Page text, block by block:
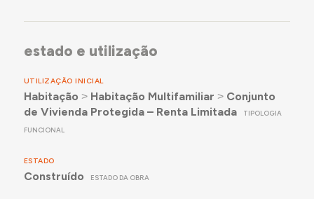
estado e utilização
UTILIZAÇÃO INICIAL
Habitação ˃ Habitação Multifamiliar ˃ Conjunto
de Vivienda Protegida – Renta Limitada
TIPOLOGIA
FUNCIONAL
ESTADO
Construído ESTADO DA OBRA